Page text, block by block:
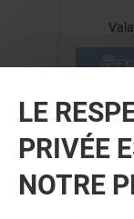
LE
PRIVÉE
NOTRE